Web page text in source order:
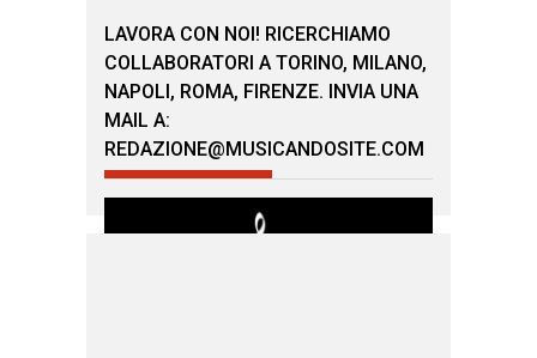
LAVORA CON NOI! RICERCHIAMO
COLLABORATORI A TORINO, MILANO,
NAPOLI, ROMA, FIRENZE. INVIA UNA
MAIL A:
REDAZIONE@MUSICANDOSITE.COM